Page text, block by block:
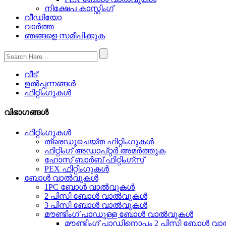
നിക്ഷേപ കാസ്റ്റിംഗ്
വീഡിയോ
വാർത്ത
ഞങ്ങളെ സമീപിക്കുക
വീട്
ഉൽപ്പന്നങ്ങൾ
ഫിറ്റിംഗുകൾ
വിഭാഗങ്ങൾ
ഫിറ്റിംഗുകൾ
ത്രെഡുചെയ്‌ത ഫിറ്റിംഗുകൾ
ഫിറ്റിംഗ് അഡാപ്റ്റർ അമർത്തുക
ഹോസ് ബാർബ് ഫിറ്റിംഗ്സ്
PEX ഫിറ്റിംഗുകൾ
ബോൾ വാൽവുകൾ
1PC ബോൾ വാൽവുകൾ
2 പിസി ബോൾ വാൽവുകൾ
3 പിസി ബോൾ വാൽവുകൾ
മൗണ്ടിംഗ് പാഡുള്ള ബോൾ വാൽവുകൾ
മൗണ്ടിംഗ് പാഡിനൊപ്പം 2 പിസി ബോൾ